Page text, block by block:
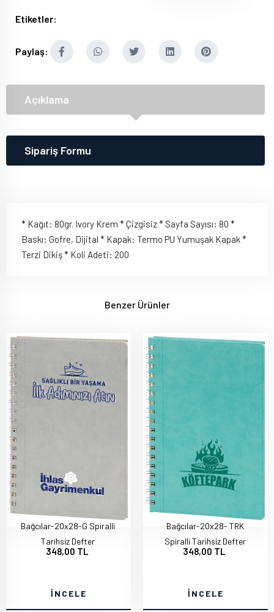
Etiketler:
Paylaş:
Açıklama
Sipariş Formu
* Kağıt: 80gr. Ivory Krem * Çizgisiz * Sayfa Sayısı: 80 *
Baskı: Gofre, Dijital * Kapak: Termo PU Yumuşak Kapak *
Terzi Dikiş * Koli Adeti: 200
Benzer Ürünler
Bağcılar-20x28-G Spiralli
Tarihsiz Defter
348,00 TL
İNCELE
Bağcılar-20x28- TRK
Spiralli Tarihsiz Defter
348,00 TL
İNCELE